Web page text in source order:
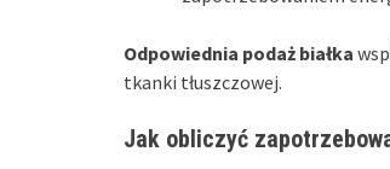
Odpowiednia podaż białka
tkanki tłuszczowej.
Jak obliczyć